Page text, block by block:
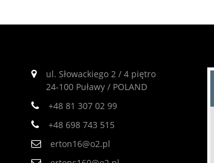
ul. Słowackiego 2 / 4 piętro
24-100 Puławy / POLAND
+48 81 307 02 99
+48 698 743 515
erton16@o2.pl